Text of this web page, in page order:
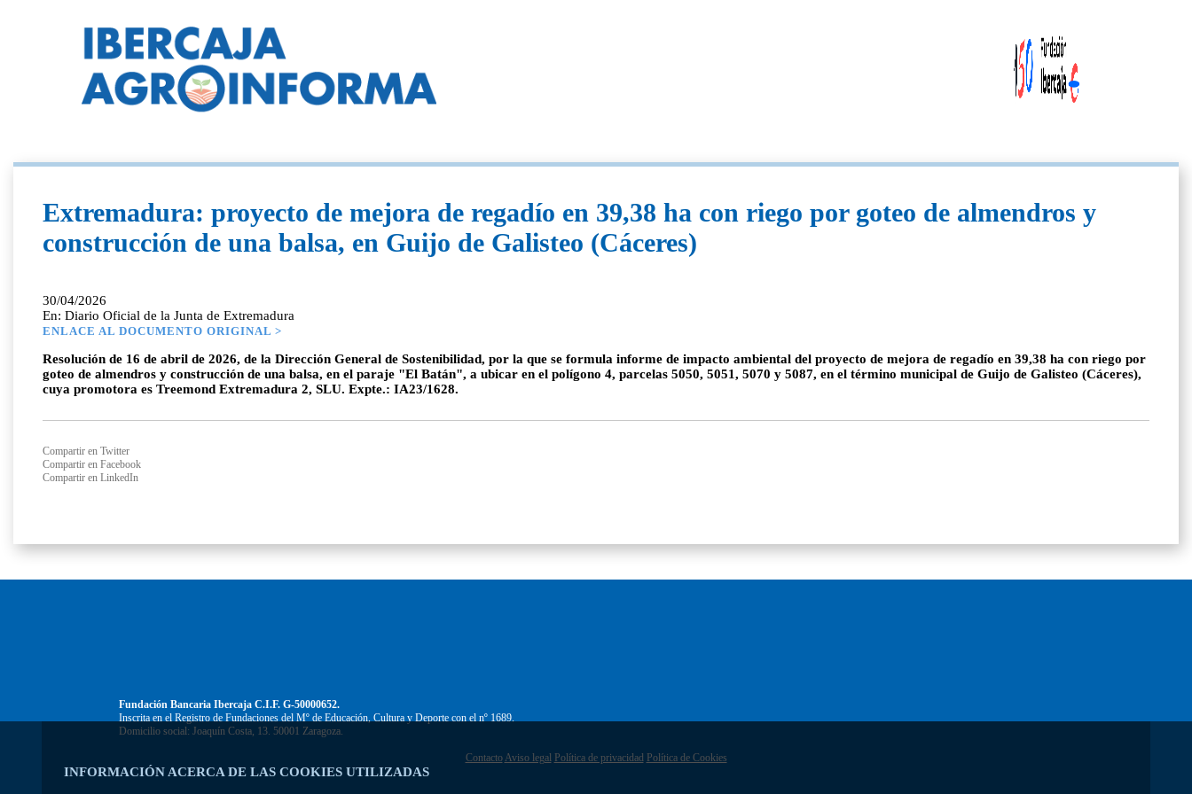
INFORMACIÓN ACERCA DE LAS COOKIES UTILIZADAS
Extremadura: proyecto de mejora de regadío en 39,38 ha con riego por goteo de almendros y
construcción de una balsa, en Guijo de Galisteo (Cáceres)
30/04/2026
En: Diario Oficial de la Junta de Extremadura
ENLACE AL DOCUMENTO ORIGINAL >
Resolución de 16 de abril de 2026, de la Dirección General de Sostenibilidad, por la que se formula informe de impacto ambiental del proyecto de mejora de regadío en 39,38 ha con riego por
goteo de almendros y construcción de una balsa, en el paraje "El Batán", a ubicar en el polígono 4, parcelas 5050, 5051, 5070 y 5087, en el término municipal de Guijo de Galisteo (Cáceres),
cuya promotora es Treemond Extremadura 2, SLU. Expte.: IA23/1628.
Compartir en Twitter
Compartir en Facebook
Compartir en LinkedIn
Fundación Bancaria Ibercaja C.I.F. G-50000652.
Inscrita en el Registro de Fundaciones del Mº de Educación, Cultura y Deporte con el nº 1689.
Domicilio social: Joaquín Costa, 13. 50001 Zaragoza.
Contacto Aviso legal Política de privacidad Política de Cookies